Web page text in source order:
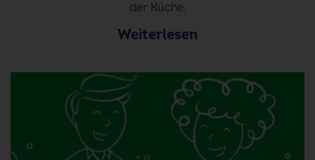
der Küche.
Weiterlesen